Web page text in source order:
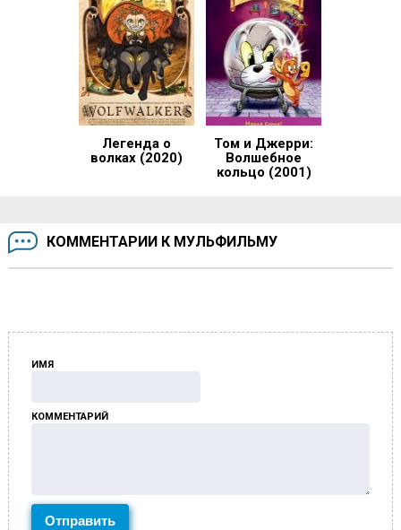
Легенда о
волках (2020)
Том и Джерри:
Волшебное
кольцо (2001)
КОММЕНТАРИИ К МУЛЬФИЛЬМУ
ИМЯ
КОММЕНТАРИЙ